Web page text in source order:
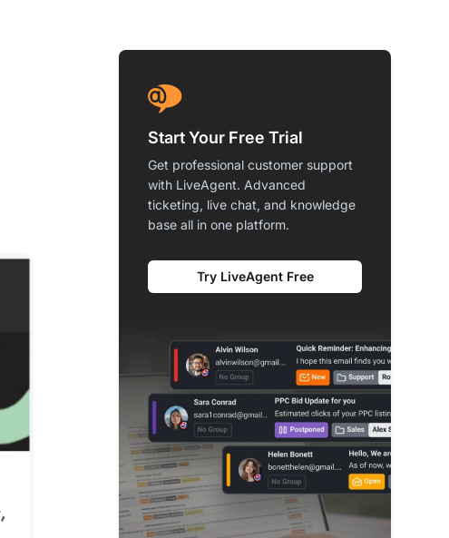
Start Your Free Trial
Get professional customer support
with LiveAgent. Advanced
ticketing, live chat, and knowledge
base all in one platform.
Try LiveAgent Free